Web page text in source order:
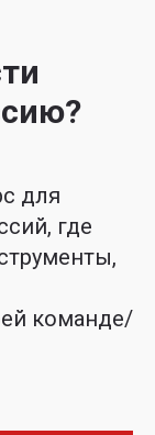
для
где
команде/